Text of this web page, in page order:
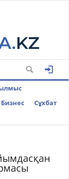
Бизнес
Cұхбат